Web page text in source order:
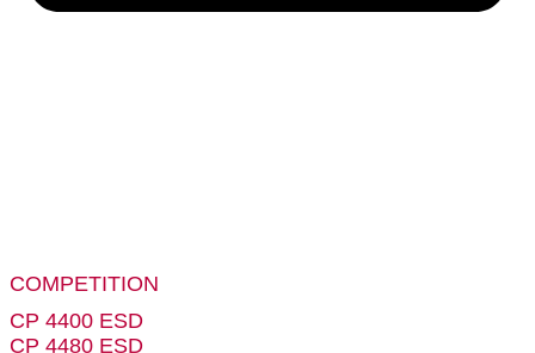
COMPETITION
CP 4400 ESD
CP 4480 ESD